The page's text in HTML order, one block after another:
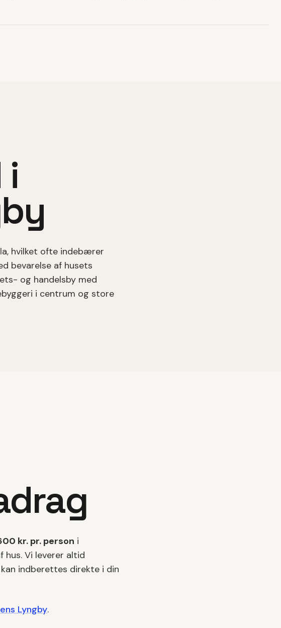
i
, hvilket ofte indebærer
bevarelse af husets
og handelsby med
i centrum og store
kr. pr. person i
hus. Vi leverer altid
indberettes direkte i din
Lyngby.